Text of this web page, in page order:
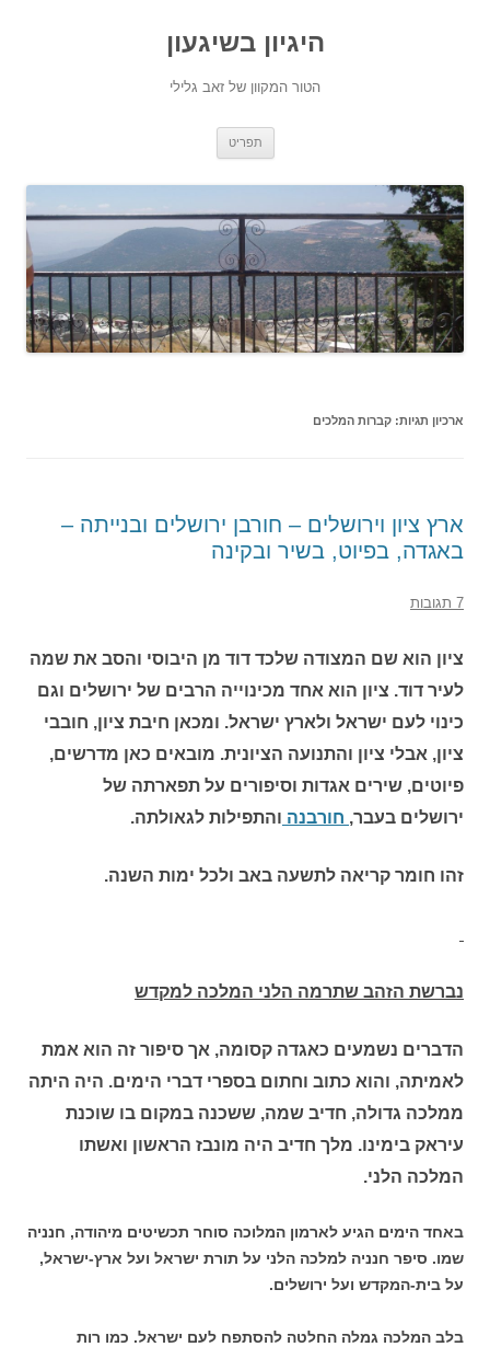
היגיון בשיגעון
הטור המקוון של זאב גלילי
תפריט
ארכיון תגיות: קברות המלכים
ארץ ציון וירושלים – חורבן ירושלים ובנייתה –
באגדה, בפיוט, בשיר ובקינה
7 תגובות
ציון הוא שם המצודה שלכד דוד מן היבוסי והסב את שמה
לעיר דוד. ציון הוא אחד מכינוייה הרבים של ירושלים וגם
כינוי לעם ישראל ולארץ ישראל. ומכאן חיבת ציון, חובבי
ציון, אבלי ציון והתנועה הציונית. מובאים כאן מדרשים,
פיוטים, שירים אגדות וסיפורים על תפארתה של
ירושלים בעבר, חורבנה והתפילות לגאולתה.
זהו חומר קריאה לתשעה באב ולכל ימות השנה.
נברשת הזהב שתרמה הלני המלכה למקדש
הדברים נשמעים כאגדה קסומה, אך סיפור זה הוא אמת
לאמיתה, והוא כתוב וחתום בספרי דברי הימים. היה היתה
ממלכה גדולה, חדיב שמה, ששכנה במקום בו שוכנת
עיראק בימינו. מלך חדיב היה מונבז הראשון ואשתו
המלכה הלני.
באחד הימים הגיע לארמון המלוכה סוחר תכשיטים מיהודה, חנניה
שמו. סיפר חנניה למלכה הלני על תורת ישראל ועל ארץ-ישראל,
על בית-המקדש ועל ירושלים.
בלב המלכה גמלה החלטה להסתפח לעם ישראל. כמו רות